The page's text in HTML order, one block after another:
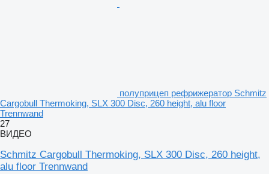
полуприцеп рефрижератор Schmitz
Cargobull Thermoking, SLX 300 Disc, 260 height, alu floor
Trennwand
27
ВИДЕО
Schmitz Cargobull Thermoking, SLX 300 Disc, 260 height,
alu floor Trennwand